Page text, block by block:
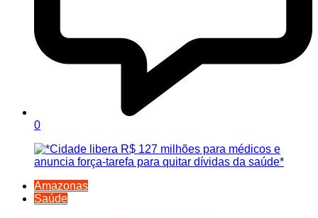
0
Amazonas
Saúde